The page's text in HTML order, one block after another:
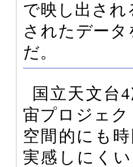
で映し出され
されたデー
だ。
国立天文台
宙プロジェク
空間的にも
実感しにく